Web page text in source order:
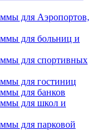
для Аэропортов,
для больниц и
для спортивных
для гостиниц
для банков
для школ и
для парковой